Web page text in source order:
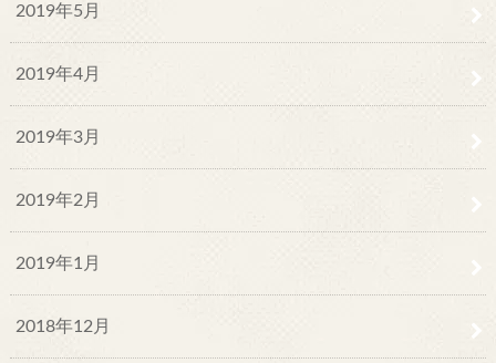
2019年5月
2019年4月
2019年3月
2019年2月
2019年1月
2018年12月